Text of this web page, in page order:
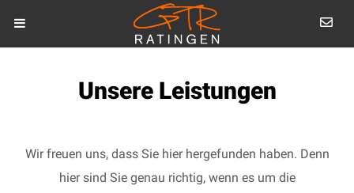
Unsere Leistungen
Wir freuen uns, dass Sie hier hergefunden haben. Denn
hier sind Sie genau richtig, wenn es um die